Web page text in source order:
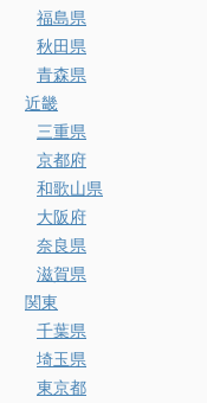
福島県
秋田県
青森県
近畿
三重県
京都府
和歌山県
大阪府
奈良県
滋賀県
関東
千葉県
埼玉県
東京都